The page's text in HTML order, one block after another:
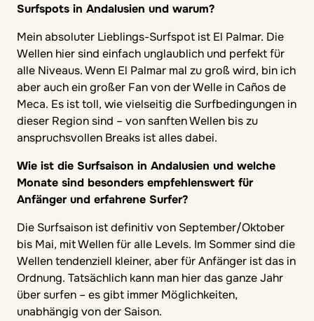
Surfspots in Andalusien und warum?
Mein absoluter Lieblings-Surfspot ist El Palmar. Die
Wellen hier sind einfach unglaublich und perfekt für
alle Niveaus. Wenn El Palmar mal zu groß wird, bin ich
aber auch ein großer Fan von der Welle in Caños de
Meca. Es ist toll, wie vielseitig die Surfbedingungen in
dieser Region sind – von sanften Wellen bis zu
anspruchsvollen Breaks ist alles dabei.
Wie ist die Surfsaison in Andalusien und welche
Monate sind besonders empfehlenswert für
Anfänger und erfahrene Surfer?
Die Surfsaison ist definitiv von September/Oktober
bis Mai, mit Wellen für alle Levels. Im Sommer sind die
Wellen tendenziell kleiner, aber für Anfänger ist das in
Ordnung. Tatsächlich kann man hier das ganze Jahr
über surfen – es gibt immer Möglichkeiten,
unabhängig von der Saison.